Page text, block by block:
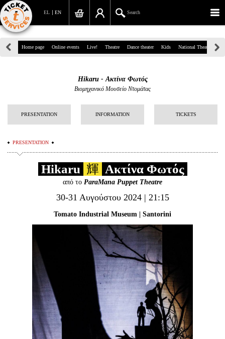
EN
EL Search
39, Panepistimiou Str, Athens
info@ticketservices.gr
Search
Sign up/Sign in
Search your order
Personal Data
Είσοδος διαχειριστή
Home page Online events Live! Theatre Dance theater Kids National Theatre
Hikaru - Ακτίνα Φωτός
Βιομηχανικό Μουσείο Ντομάτας
PRESENTATION INFORMATION TICKETS
PRESENTATION
Hikaru 輝 Ακτίνα Φωτός
από το ParaMana Puppet Theatre
30-31 Αυγούστου 2024 | 21:15
Tomato Industrial Museum | Santorini